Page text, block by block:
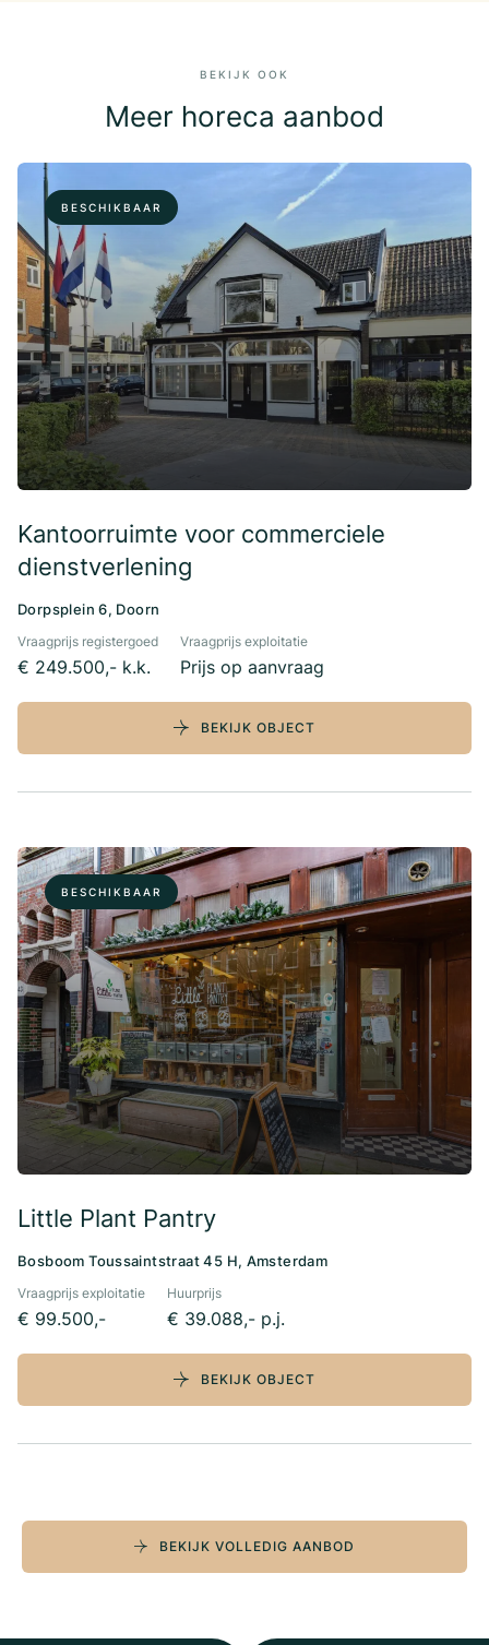
BEKIJK OOK
Meer horeca aanbod
BESCHIKBAAR
Kantoorruimte voor commerciele
dienstverlening
Dorpsplein 6, Doorn
Vraagprijs registergoed
€ 249.500,- k.k.
Vraagprijs exploitatie
Prijs op aanvraag
BEKIJK OBJECT
BESCHIKBAAR
Little Plant Pantry
Bosboom Toussaintstraat 45 H, Amsterdam
Vraagprijs exploitatie
€ 99.500,-
Huurprijs
€ 39.088,- p.j.
BEKIJK OBJECT
BEKIJK VOLLEDIG AANBOD